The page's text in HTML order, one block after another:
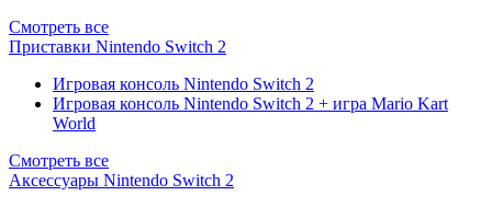
Смотреть все
Приставки Nintendo Switch 2
Игровая консоль Nintendo Switch 2
Игровая консоль Nintendo Switch 2 + игра Mario Kart
World
Смотреть все
Аксессуары Nintendo Switch 2